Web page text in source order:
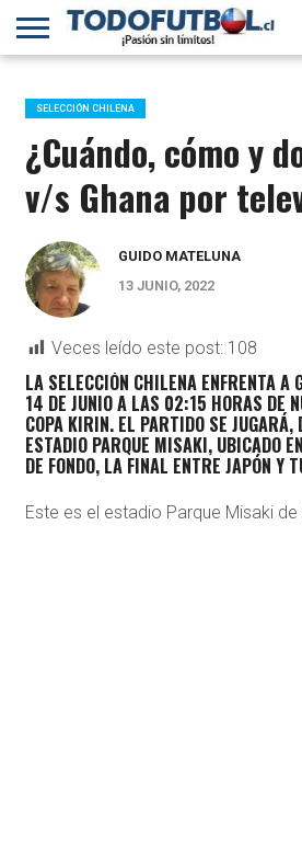
PRIMERA
B
SELECCIÓN
CHILENA
CHILENOS
EN EL
MUNDO
FÚTBOL
INTERNACIONAL
SELECCIÓN CHILENA
¿Cuándo, cómo y
v/s Ghana por
GUIDO MATELUNA
13 JUNIO, 2022
Veces leído este post: 108
LA SELECCIÓN CHILENA ENFRENTA A
14 DE JUNIO A LAS 02:15 HORAS DE
COPA KIRIN. EL PARTIDO SE
ESTADIO PARQUE MISAKI, UBICADO
DE FONDO, LA FINAL ENTRE JAPÓN Y
Este es el estadio Parque Misaki